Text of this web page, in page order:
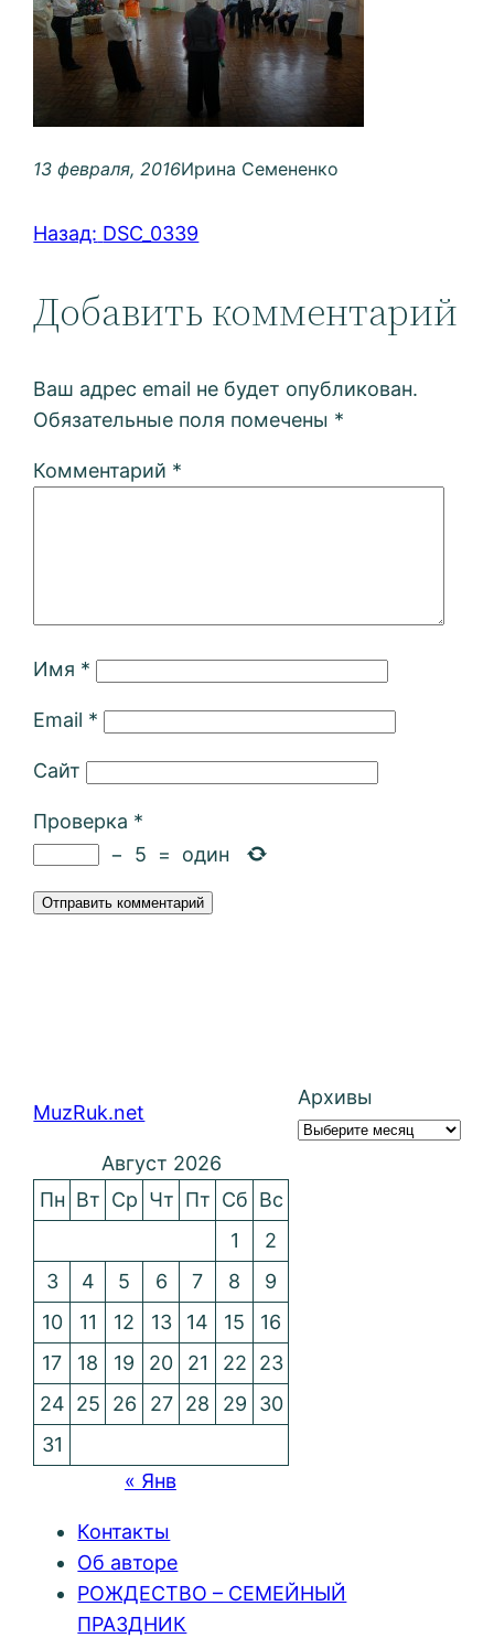
13 февраля, 2016Ирина Семененко
Назад: DSC_0339
Добавить комментарий
Ваш адрес email не будет опубликован.
Обязательные поля помечены *
Комментарий *
Имя *
Email *
Сайт
Проверка *
−
5 = один
MuzRuk.net
Архивы
Август 2026
Пн Вт Ср Чт Пт Сб Вс
1
2
3
4 5 6 7 8
9
10
11 12 13 14 15
16
17
18 19 20 21 22
23
24 25 26 27 28 29
30
31
« Янв
Контакты
Об авторе
РОЖДЕСТВО – СЕМЕЙНЫЙ
ПРАЗДНИК